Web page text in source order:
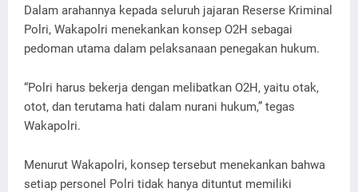
Dalam arahannya kepada seluruh jajaran Reserse Kriminal
Polri, Wakapolri menekankan konsep O2H sebagai
pedoman utama dalam pelaksanaan penegakan hukum.
“Polri harus bekerja dengan melibatkan O2H, yaitu otak,
otot, dan terutama hati dalam nurani hukum,” tegas
Wakapolri.
Menurut Wakapolri, konsep tersebut menekankan bahwa
setiap personel Polri tidak hanya dituntut memiliki